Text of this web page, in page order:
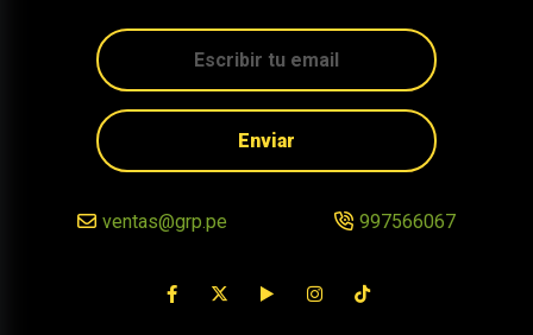
Enviar
ventas@grp.pe 997566067